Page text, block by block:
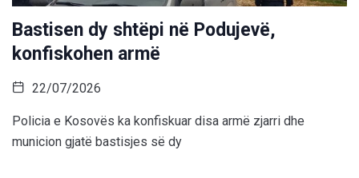
Bastisen dy shtëpi në Podujevë,
konfiskohen armë
22/07/2026
Policia e Kosovës ka konfiskuar disa armë zjarri dhe
municion gjatë bastisjes së dy